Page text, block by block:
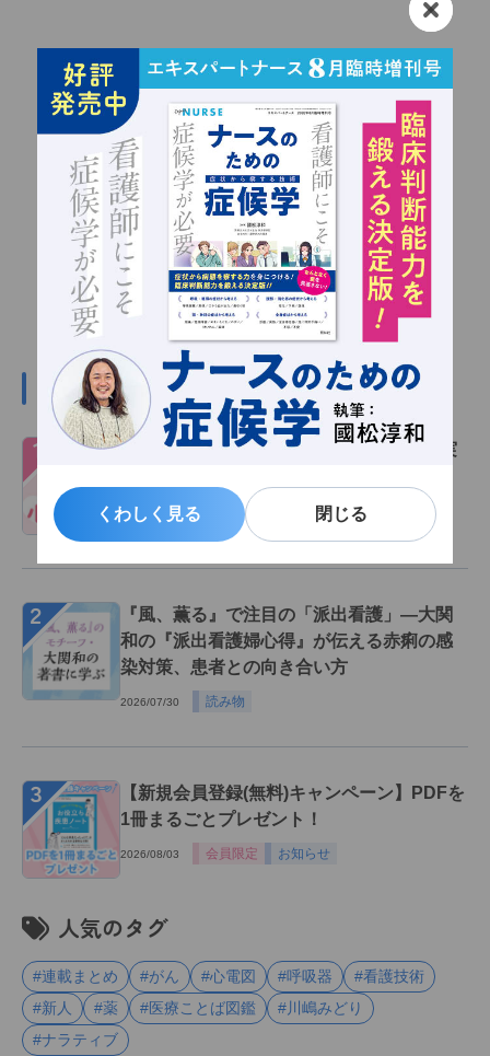
くわしく見る 閉じる
くわしく見る 閉じる
デイリーランキング
１
心電図波形の読み方 完全ガイド！基礎～実
2026/08/03 特集記事
２
『風、薫る』で注目の「派出看護」―大関
和の『派出看護婦心得』が伝える赤痢の感
染対策、患者との向き合い方
2026/07/30 読み物
３
【新規会員登録(無料)キャンペーン】PDFを
1冊まるごとプレゼント！
2026/08/03 会員限定 お知らせ
人気のタグ
#連載まとめ #がん #心電図 #呼吸器
#看護技術
#新人
#薬 #医療ことば図鑑
#川嶋みどり
#ナラティブ